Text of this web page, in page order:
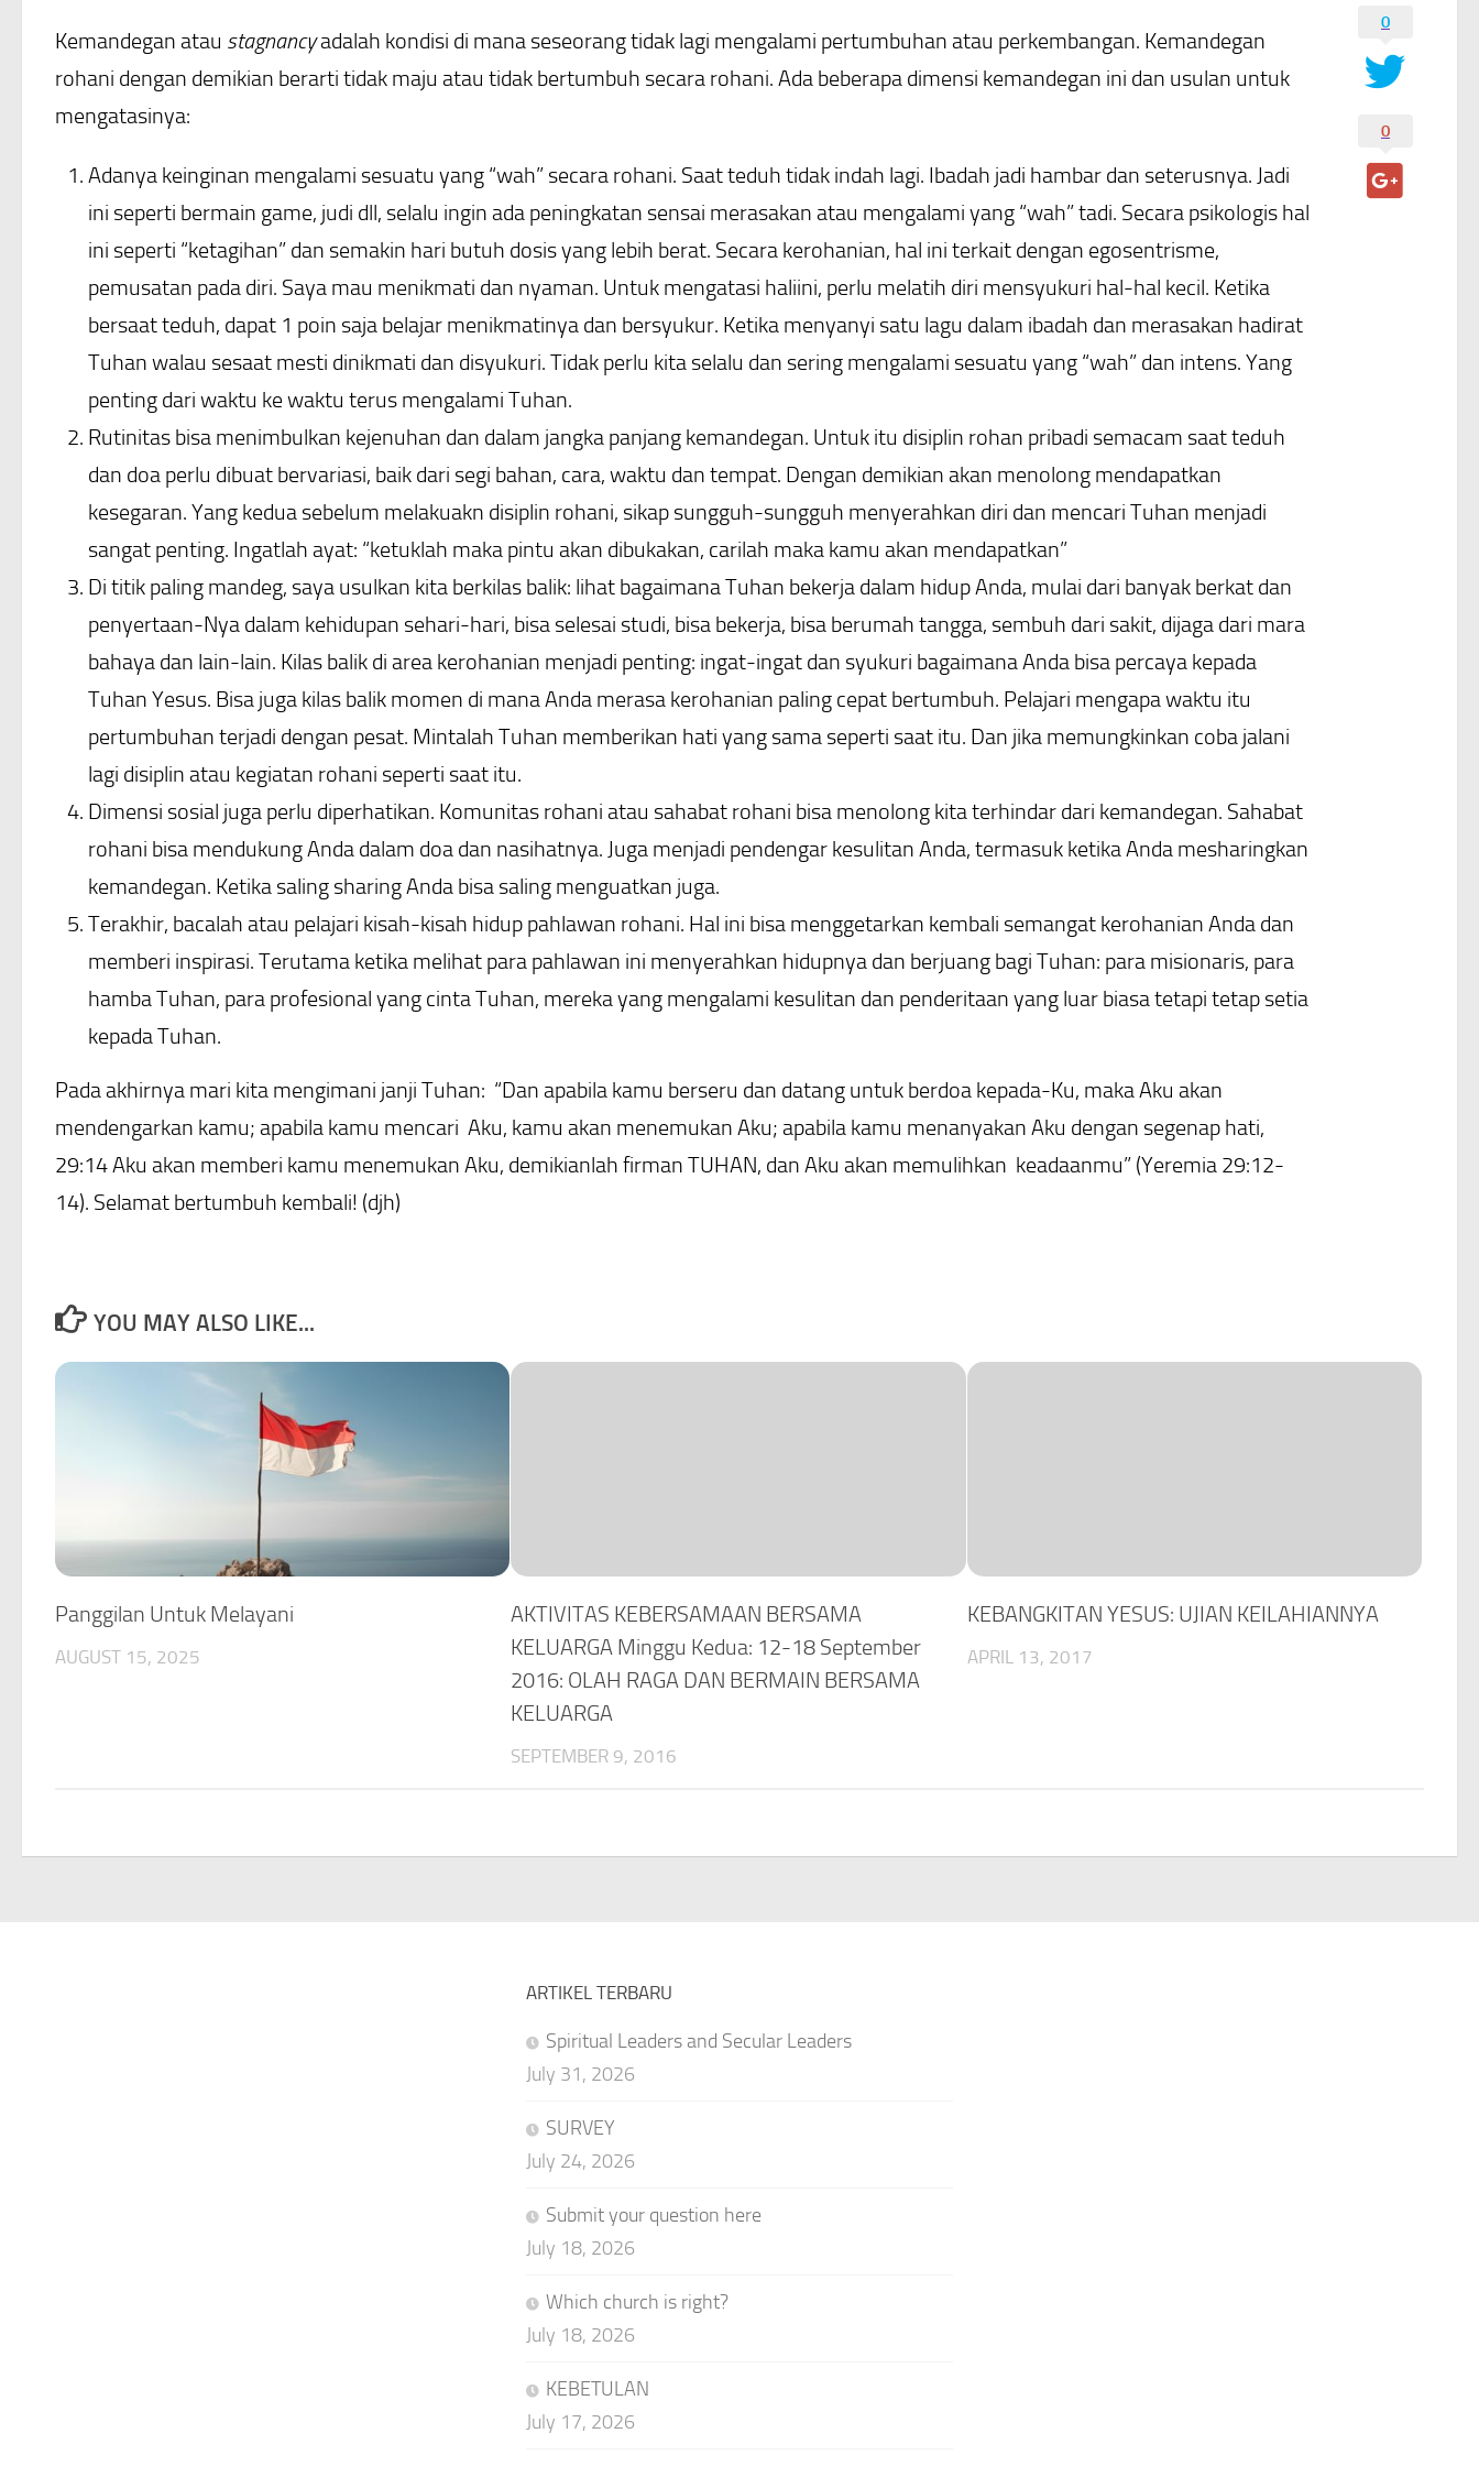
Kemandegan atau stagnancyadalah kondisi di mana seseorang tidak lagi mengalami pertumbuhan atau perkembangan. Kemandegan
rohani dengan demikian berarti tidak maju atau tidak bertumbuh secara rohani. Ada beberapa dimensi kemandegan ini dan usulan untuk
mengatasinya:
Adanya keinginan mengalami sesuatu yang “wah” secara rohani. Saat teduh tidak indah lagi. Ibadah jadi hambar dan seterusnya. Jadi
ini seperti bermain game, judi dll, selalu ingin ada peningkatan sensai merasakan atau mengalami yang “wah” tadi. Secara psikologis hal
ini seperti “ketagihan” dan semakin hari butuh dosis yang lebih berat. Secara kerohanian, hal ini terkait dengan egosentrisme,
pemusatan pada diri. Saya mau menikmati dan nyaman. Untuk mengatasi haliini, perlu melatih diri mensyukuri hal-hal kecil. Ketika
bersaat teduh, dapat 1 poin saja belajar menikmatinya dan bersyukur. Ketika menyanyi satu lagu dalam ibadah dan merasakan hadirat
Tuhan walau sesaat mesti dinikmati dan disyukuri. Tidak perlu kita selalu dan sering mengalami sesuatu yang “wah” dan intens. Yang
penting dari waktu ke waktu terus mengalami Tuhan.
Rutinitas bisa menimbulkan kejenuhan dan dalam jangka panjang kemandegan. Untuk itu disiplin rohan pribadi semacam saat teduh
dan doa perlu dibuat bervariasi, baik dari segi bahan, cara, waktu dan tempat. Dengan demikian akan menolong mendapatkan
kesegaran. Yang kedua sebelum melakuakn disiplin rohani, sikap sungguh-sungguh menyerahkan diri dan mencari Tuhan menjadi
sangat penting. Ingatlah ayat: “ketuklah maka pintu akan dibukakan, carilah maka kamu akan mendapatkan”
Di titik paling mandeg, saya usulkan kita berkilas balik: lihat bagaimana Tuhan bekerja dalam hidup Anda, mulai dari banyak berkat dan
penyertaan-Nya dalam kehidupan sehari-hari, bisa selesai studi, bisa bekerja, bisa berumah tangga, sembuh dari sakit, dijaga dari mara
bahaya dan lain-lain. Kilas balik di area kerohanian menjadi penting: ingat-ingat dan syukuri bagaimana Anda bisa percaya kepada
Tuhan Yesus. Bisa juga kilas balik momen di mana Anda merasa kerohanian paling cepat bertumbuh. Pelajari mengapa waktu itu
pertumbuhan terjadi dengan pesat. Mintalah Tuhan memberikan hati yang sama seperti saat itu. Dan jika memungkinkan coba jalani
lagi disiplin atau kegiatan rohani seperti saat itu.
Dimensi sosial juga perlu diperhatikan. Komunitas rohani atau sahabat rohani bisa menolong kita terhindar dari kemandegan. Sahabat
rohani bisa mendukung Anda dalam doa dan nasihatnya. Juga menjadi pendengar kesulitan Anda, termasuk ketika Anda mesharingkan
kemandegan. Ketika saling sharing Anda bisa saling menguatkan juga.
Terakhir, bacalah atau pelajari kisah-kisah hidup pahlawan rohani. Hal ini bisa menggetarkan kembali semangat kerohanian Anda dan
memberi inspirasi. Terutama ketika melihat para pahlawan ini menyerahkan hidupnya dan berjuang bagi Tuhan: para misionaris, para
hamba Tuhan, para profesional yang cinta Tuhan, mereka yang mengalami kesulitan dan penderitaan yang luar biasa tetapi tetap setia
kepada Tuhan.
Pada akhirnya mari kita mengimani janji Tuhan: “Dan apabila kamu berseru dan datang untuk berdoa kepada-Ku, maka Aku akan
mendengarkan kamu; apabila kamu mencari Aku, kamu akan menemukan Aku; apabila kamu menanyakan Aku dengan segenap hati,
29:14 Aku akan memberi kamu menemukan Aku, demikianlah firman TUHAN, dan Aku akan memulihkan keadaanmu” (Yeremia 29:12-
14). Selamat bertumbuh kembali! (djh)
0
0
YOU MAY ALSO LIKE...
Panggilan Untuk Melayani
AUGUST 15, 2025
AKTIVITAS KEBERSAMAAN BERSAMA
KELUARGA Minggu Kedua: 12-18 September
2016: OLAH RAGA DAN BERMAIN BERSAMA
KELUARGA
SEPTEMBER 9, 2016
KEBANGKITAN YESUS: UJIAN KEILAHIANNYA
APRIL 13, 2017
ARTIKEL TERBARU
Spiritual Leaders and Secular Leaders
July 31, 2026
SURVEY
July 24, 2026
Submit your question here
July 18, 2026
Which church is right?
July 18, 2026
KEBETULAN
July 17, 2026